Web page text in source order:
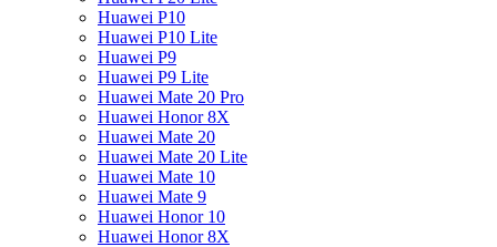
Huawei P10
Huawei P10 Lite
Huawei P9
Huawei P9 Lite
Huawei Mate 20 Pro
Huawei Honor 8X
Huawei Mate 20
Huawei Mate 20 Lite
Huawei Mate 10
Huawei Mate 9
Huawei Honor 10
Huawei Honor 8X